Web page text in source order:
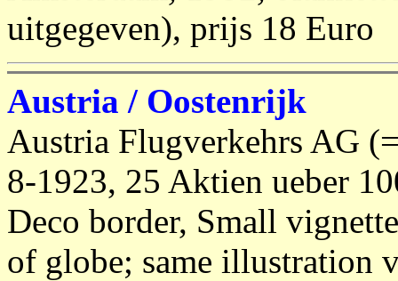
uitgegeven), prijs 18 Euro
Austria / Oostenrijk
Austria Flugverkehrs AG
8-1923, 25 Aktien ueber
Deco border, Small
of globe; same illustration